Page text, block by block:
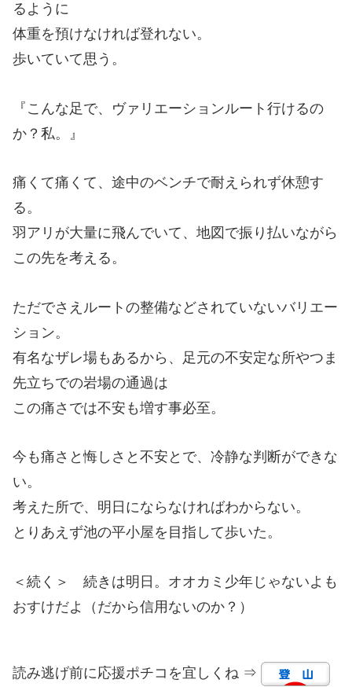
るように
体重を預けなければ登れない。
歩いていて思う。
『こんな足で、ヴァリエーションルート行けるの
か？私。』
痛くて痛くて、途中のベンチで耐えられず休憩す
る。
羽アリが大量に飛んでいて、地図で振り払いながら
この先を考える。
ただでさえルートの整備などされていないバリエー
ション。
有名なザレ場もあるから、足元の不安定な所やつま
先立ちでの岩場の通過は
この痛さでは不安も増す事必至。
今も痛さと悔しさと不安とで、冷静な判断ができな
い。
考えた所で、明日にならなければわからない。
とりあえず池の平小屋を目指して歩いた。
＜続く＞ 続きは明日。オオカミ少年じゃないよも
おすけだよ（だから信用ないのか？）
読み逃げ前に応援ポチコを宜しくね ⇒